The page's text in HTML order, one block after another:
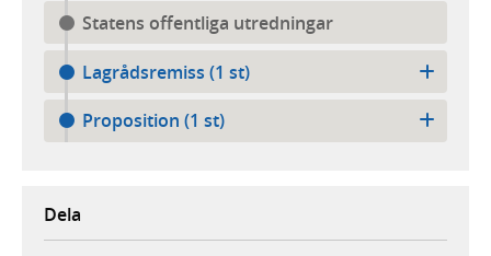
Statens offentliga utredningar
Lagrådsremiss (1 st)
Proposition (1 st)
Dela